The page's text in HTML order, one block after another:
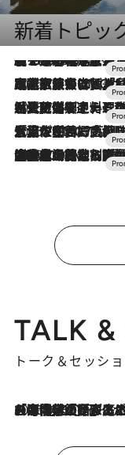
新着トピッ
2026.8.7
【トンボの足水浴】ヒノキの香りに包まれて涼感マックス！約13℃の湧水かけ流しを避暑地「星野温泉 トンボの湯」で体験
2026.7.31
【ホテル帰省】という選択肢をOMOが提案。家族とほどよい距離を保つには「昼は実家、夜は気兼ねなくホテルで！」
2026.7.24
【夏限定ディナーコース】旬を迎える稚鮎や花ズッキーニなどをイタリア・トスカーナの郷土料理の手法で満喫！
2026.7.17
「土佐和ハーブかき氷」がOMO7高知に登場！生姜、山椒、大葉など目にも舌にも涼を呼ぶ郷
2026.7.10
NEW OPEN！【界 草津】名湯の地に誕生。趣の異なる2種の温泉と上州ならではの会席・蕎麦割烹など美食を味わう究極の癒やし旅
TALK &
トーク＆セッシ
2026.8.3
「今後値上げがあるとすれば…」「リスクがあるのは今年の冬」エネルギー専門家が語る、ホルムズ海峡封鎖が家庭にもたらす“ある心配”